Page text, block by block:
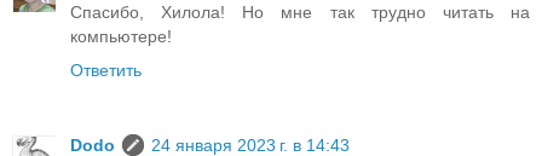
Спасибо, Хилола! Но мне так трудно читать на
компьютере!
Ответить
Dodo
24 января 2023 г. в 14:43